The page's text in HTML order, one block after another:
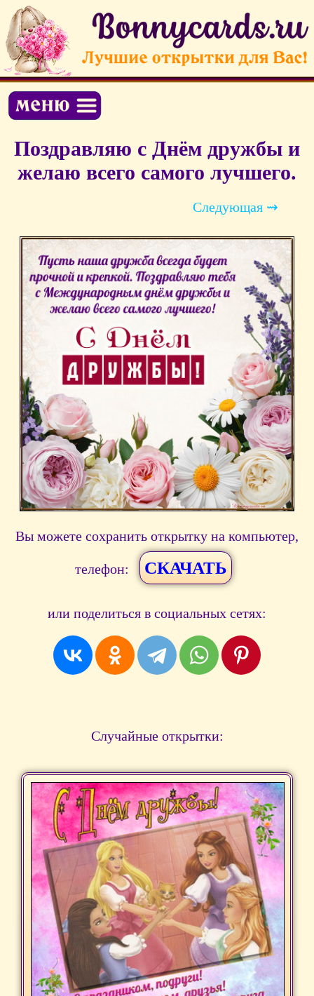
Поздравляю с Днём дружбы и
желаю всего самого лучшего.
Следующая ⇝
Вы можете сохранить открытку на компьютер,
телефон: СКАЧАТЬ
или поделиться в социальных сетях:
Случайные открытки: